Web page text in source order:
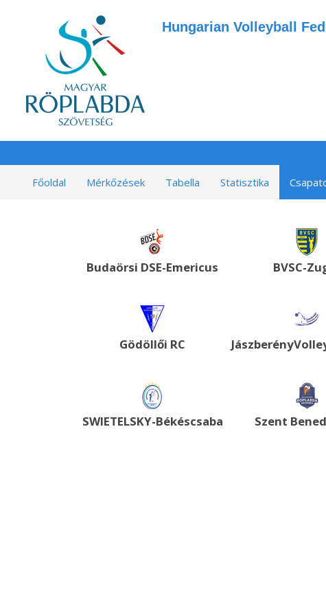
Hungarian Volleyball
Főoldal Mérkőzések Tabella Statisztika
Budaörsi DSE-Emericus BVSC-
Gödöllői RC
SWIETELSKY-Békéscsaba Szent